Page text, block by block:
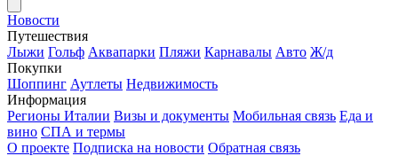
Новости
Путешествия
Лыжи Гольф Аквапарки Пляжи Карнавалы Авто Ж/д
Покупки
Шоппинг Аутлеты Недвижимость
Информация
Регионы Италии Визы и документы Мобильная связь Еда и
вино СПА и термы
О проекте Подписка на новости Обратная связь